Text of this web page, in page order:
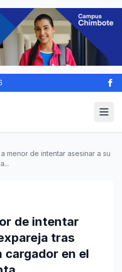
menor de intentar asesinar a su
de intentar
tras
cargador en el